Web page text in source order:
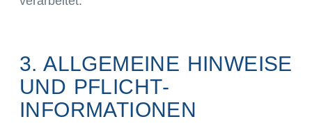
3. ALLGEMEINE HINWEISE
UND PFLICHT­
INFORMATIONEN